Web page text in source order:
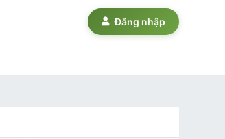
Đăng nhập